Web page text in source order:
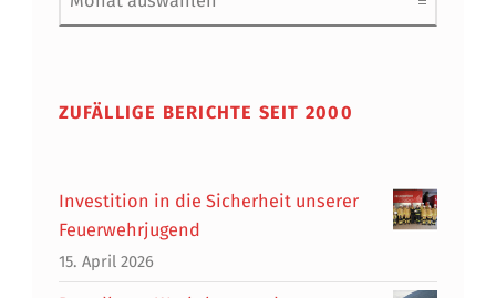
ZUFÄLLIGE BERICHTE SEIT 2000
Investition in die Sicherheit unserer
Feuerwehrjugend
15. April 2026